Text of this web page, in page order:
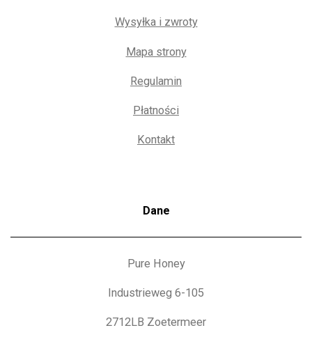
Wysyłka i zwroty
Mapa strony
Regulamin
Płatności
Kontakt
Dane
Pure Honey
Industrieweg 6-105
2712LB Zoetermeer